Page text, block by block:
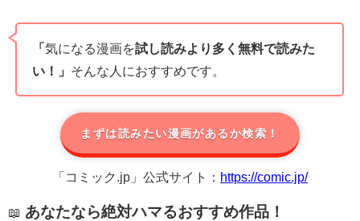
「気になる漫画を試し読みより多く無料で読みた
い！」 そんな人におすすめです。
まずは読みたい漫画があるか検索！
「コミック.jp」公式サイト： https://comic.jp/
📖 あなたなら絶対ハマるおすすめ作品！